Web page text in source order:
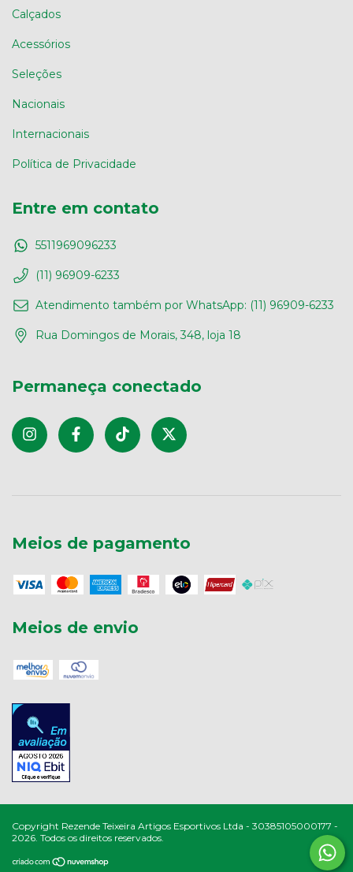
Calçados
Acessórios
Seleções
Nacionais
Internacionais
Política de Privacidade
Entre em contato
5511969096233
(11) 96909-6233
Atendimento também por WhatsApp: (11) 96909-6233
Rua Domingos de Morais, 348, loja 18
Permaneça conectado
Meios de pagamento
Meios de envio
Copyright Rezende Teixeira Artigos Esportivos Ltda - 30385105000177 -
2026. Todos os direitos reservados.